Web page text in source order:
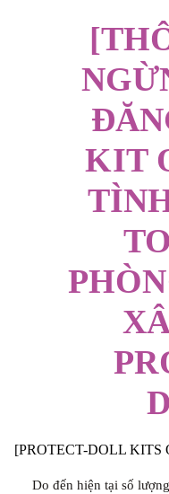
KIT
[PROTECT-DOLL KITS
Do đến hiện tại số